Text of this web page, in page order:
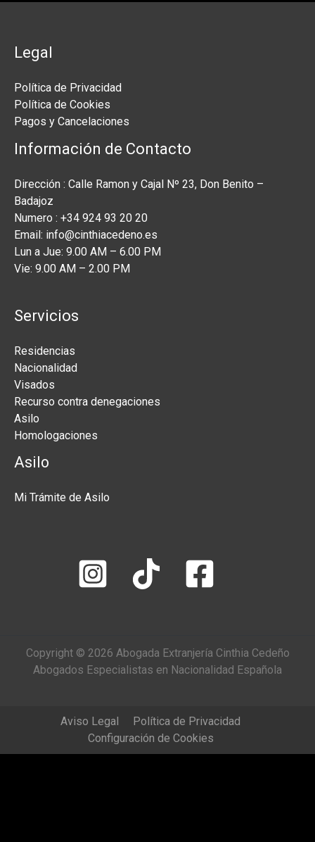
Legal
Política de Privacidad
Política de Cookies
Pagos y Cancelaciones
Información de Contacto
Dirección : Calle Ramon y Cajal Nº 23, Don Benito –
Badajoz
Numero : +34 924 93 20 20
Email: info@cinthiacedeno.es
Lun a Jue: 9.00 AM – 6.00 PM
Vie: 9.00 AM – 2.00 PM
Servicios
Residencias
Nacionalidad
Visados
Recurso contra denegaciones
Asilo
Homologaciones
Asilo
Mi Trámite de Asilo
Copyright © 2026 Abogada Extranjería Cinthia Cedeño
Abogados Especialistas en Nacionalidad Española
Aviso Legal
Política de Privacidad
Configuración de Cookies